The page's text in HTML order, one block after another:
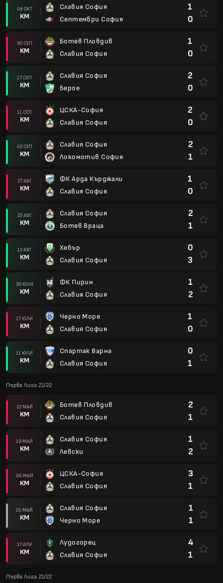
08 ОКТ
КМ
Славия София
Септември София
1
0
30 СЕП
КМ
Ботев Пловдив
Славия София
1
0
17 СЕП
КМ
Славия София
Берое
2
0
11 СЕП
КМ
ЦСКА-София
Славия София
2
0
02 СЕП
КМ
Славия София
Локомотив София
2
1
27 АВГ
КМ
ФК Арда Кърджали
Славия София
1
0
22 АВГ
КМ
Славия София
Ботев Враца
2
1
12 АВГ
КМ
Хебър
Славия София
0
3
30 ЮЛИ
КМ
ФК Пирин
Славия София
1
2
17 ЮЛИ
КМ
Черно Море
Славия София
1
0
11 ЮЛИ
КМ
Спартак Варна
Славия София
0
1
Първа Лига 21/22
22 МАЙ
КМ
Ботев Пловдив
Славия София
2
1
19 МАЙ
КМ
Славия София
Левски
1
2
06 МАЙ
КМ
ЦСКА-София
Славия София
3
1
01 МАЙ
КМ
Славия София
Черно Море
1
1
17 АПР
КМ
Лудогорец
Славия София
4
1
Първа Лига 21/22